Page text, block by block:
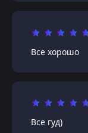
Все хорошо
Все гуд)